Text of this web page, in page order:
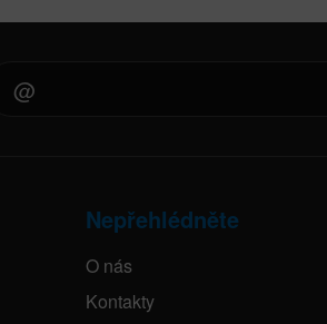
Nepřehlédněte
O nás
Kontakty